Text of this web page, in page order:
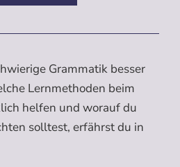
Grammatik besser
Lernmethoden beim
helfen und worauf du
solltest, erfährst du in